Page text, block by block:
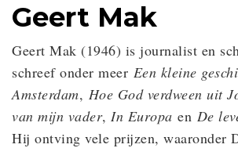
Geert Mak
Geert Mak (1946) is journalist en
schreef onder meer Een kleine
Amsterdam, Hoe God verdween uit
van mijn vader, In Europa en De
Hij ontving vele prijzen, waaronder